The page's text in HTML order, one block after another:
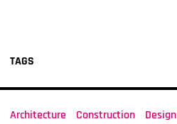
TAGS
Architecture Construction Design